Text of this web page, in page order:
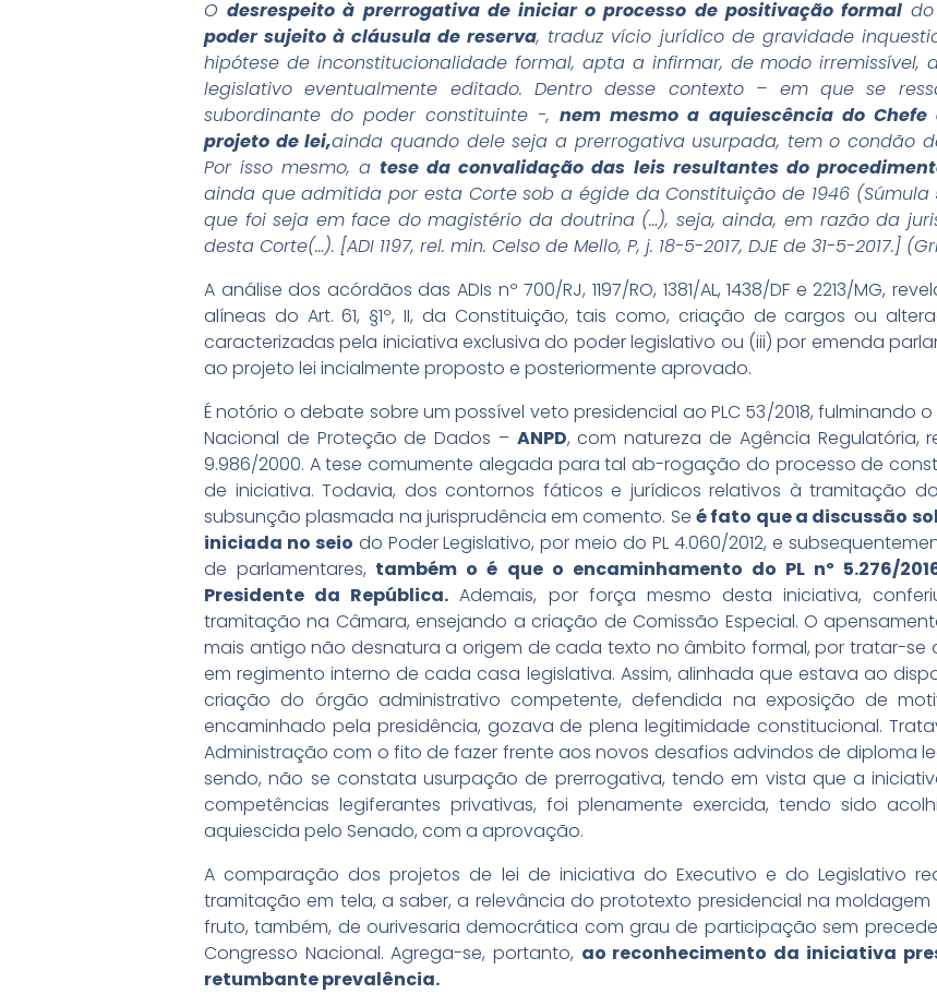
Odesrespeito à prerrogativa de iniciar o processo de positivação formaldo
poder sujeito à cláusula de reserva, traduz vício jurídico de gravidade
hipótese de inconstitucionalidade formal, apta a infirmar, de modo
legislativo eventualmente editado. Dentro desse contexto – em que se
subordinante do poder constituinte -,nem mesmo a aquiescência do
projeto de lei,ainda quando dele seja a prerrogativa usurpada, tem o condão
Por isso mesmo, atese da convalidação das leis resultantes do
ainda que admitida por esta Corte sob a égide da Constituição de 1946 (Súmula
que foi seja em face do magistério da doutrina (…), seja, ainda, em razão da
desta Corte(…). [ADI 1197, rel. min. Celso de Mello, P, j. 18-5-2017, DJE de 31-5-2017.]
A análise dos acórdãos das ADIs nº 700/RJ, 1197/RO, 1381/AL, 1438/DF e 2213/MG,
alíneas do Art. 61, §1º, II, da Constituição, tais como, criação de cargos ou
caracterizadas pela iniciativa exclusiva do poder legislativo ou (iii) por emenda
ao projeto lei incialmente proposto e posteriormente aprovado.
É notório o debate sobre um possível veto presidencial ao PLC 53/2018, fulminando
Nacional de Proteção de Dados – ANPD, com natureza de Agência Regulatória,
9.986/2000. A tese comumente alegada para tal ab-rogação do processo de
de iniciativa. Todavia, dos contornos fáticos e jurídicos relativos à tramitação
subsunção plasmada na jurisprudência em comento. Seé fato que a discussão
iniciada no seio do Poder Legislativo, por meio do PL 4.060/2012, e
de parlamentares, também o é que o encaminhamento do PL nº 5.276/
Presidente da República. Ademais, por força mesmo desta iniciativa,
tramitação na Câmara, ensejando a criação de Comissão Especial. O
mais antigo não desnatura a origem de cada texto no âmbito formal, por tratar-se
em regimento interno de cada casa legislativa. Assim, alinhada que estava ao
criação do órgão administrativo competente, defendida na exposição de
encaminhado pela presidência, gozava de plena legitimidade constitucional.
Administração com o fito de fazer frente aos novos desafios advindos de diploma
sendo, não se constata usurpação de prerrogativa, tendo em vista que a
competências legiferantes privativas, foi plenamente exercida, tendo sido
aquiescida pelo Senado, com a aprovação.
A comparação dos projetos de lei de iniciativa do Executivo e do Legislativo
tramitação em tela, a saber, a relevância do prototexto presidencial na moldagem
fruto, também, de ourivesaria democrática com grau de participação sem
Congresso Nacional. Agrega-se, portanto, ao reconhecimento da iniciativa
retumbante prevalência.